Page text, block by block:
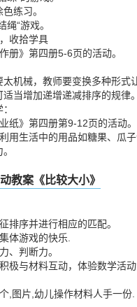
练习。
“游戏。
收拾学具
》第四册5-6页的活动。
械，教师要变换多种形式
当增加递增递减排序的规律。
》第四册第9-12页的活动。
生活中的用品如糖果、瓜子
教案《比较大小》
序并进行相应的匹配。
游戏的快乐.
判断力。
与材料互动，体验数学活动
片,幼儿操作材料人手一份.